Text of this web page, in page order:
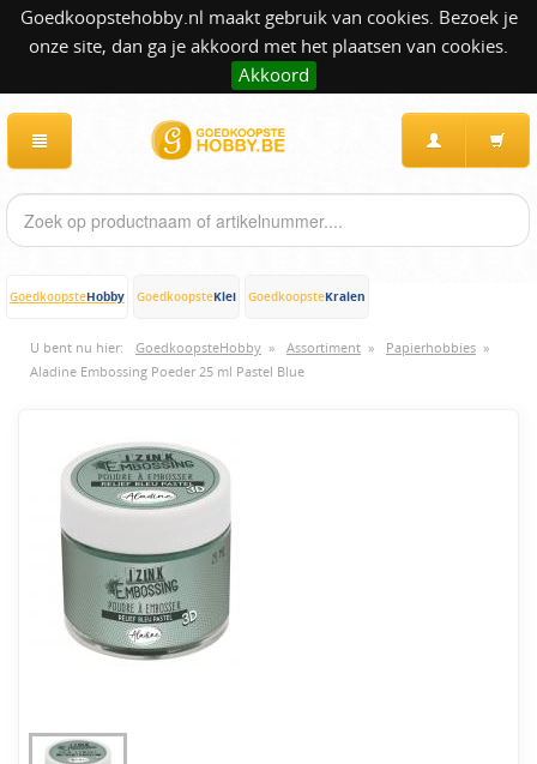
Goedkoopstehobby.nl maakt gebruik van cookies. Bezoek je
onze site, dan ga je akkoord met het plaatsen van cookies.
Akkoord
GoedkoopsteHobby GoedkoopsteKlei GoedkoopsteKralen
U bent nu hier: GoedkoopsteHobby » Assortiment » Papierhobbies »
Aladine Embossing Poeder 25 ml Pastel Blue